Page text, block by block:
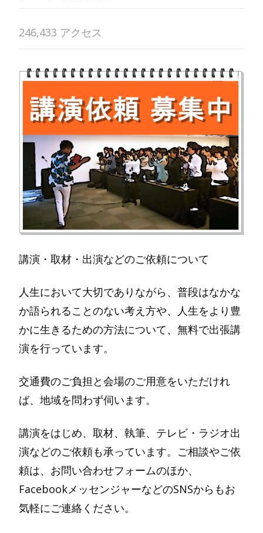
246,433 アクセス
講演・取材・出演などのご依頼について
人生において大切でありながら、普段はなかな
か語られることのない考え方や、人生をより豊
かに生きるための方法について、無料で出張講
演を行っています。
交通費のご負担と会場のご用意をいただけれ
ば、地域を問わず伺います。
講演をはじめ、取材、執筆、テレビ・ラジオ出
演などのご依頼も承っています。ご相談やご依
頼は、お問い合わせフォームのほか、
FacebookメッセンジャーなどのSNSからもお
気軽にご連絡ください。